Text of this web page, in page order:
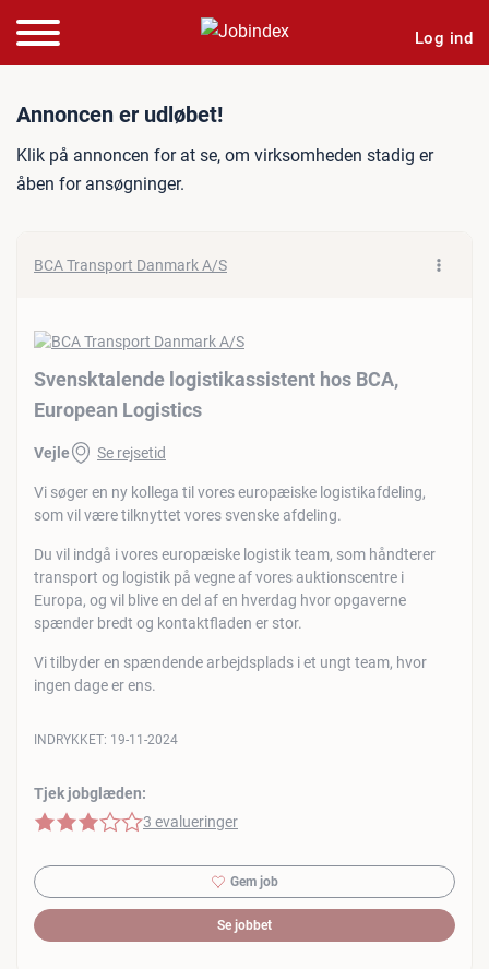
Log ind
Jobannonce:
Annoncen er udløbet!
Klik på annoncen for at se, om virksomheden stadig er
åben for ansøgninger.
BCA Transport Danmark A/S
Svensktalende logistikassistent hos BCA,
European Logistics
Vejle Se rejsetid
Vi søger en ny kollega til vores europæiske logistikafdeling,
som vil være tilknyttet vores svenske afdeling.
Du vil indgå i vores europæiske logistik team, som håndterer
transport og logistik på vegne af vores auktionscentre i
Europa, og vil blive en del af en hverdag hvor opgaverne
spænder bredt og kontaktfladen er stor.
Vi tilbyder en spændende arbejdsplads i et ungt team, hvor
ingen dage er ens.
Tjek jobglæden:
3 af 5 stjerner
3 evalueringer
INDRYKKET: 19-11-2024
Gem job
Se jobbet